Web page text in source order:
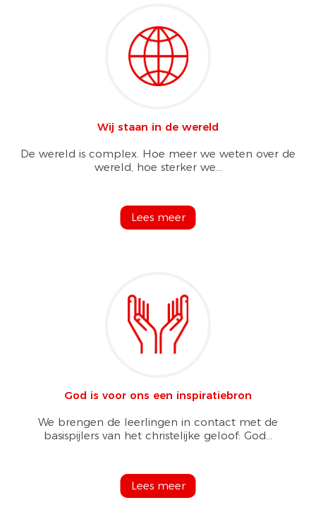
Wij staan in de wereld
De wereld is complex. Hoe meer we weten over de
wereld, hoe sterker we...
Lees meer
God is voor ons een inspiratiebron
We brengen de leerlingen in contact met de
basispijlers van het christelijke geloof: God...
Lees meer